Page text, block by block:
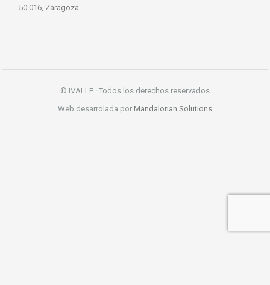
50.016, Zaragoza.
© IVALLE · Todos los derechos reservados
Web desarrolada por Mandalorian Solutions